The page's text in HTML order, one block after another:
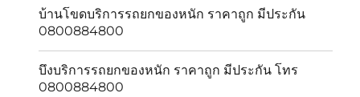
บ้านโขดบริการรถยกของหนัก ราคาถูก มีประกัน
0800884800
บึงบริการรถยกของหนัก ราคาถูก มีประกัน โทร
0800884800